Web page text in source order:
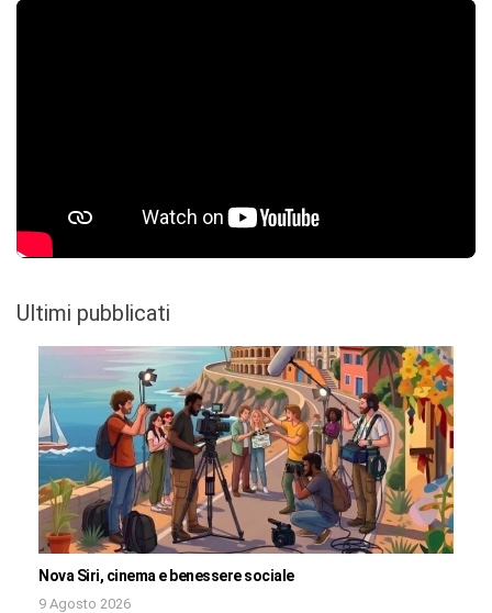
Ultimi pubblicati
Nova Siri, cinema e benessere sociale
9 Agosto 2026